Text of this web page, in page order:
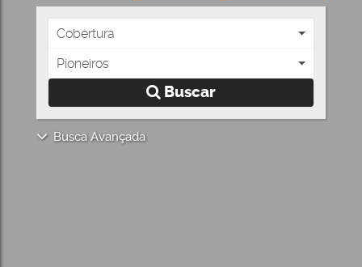
Cobertura
Pioneiros
Buscar
Busca Avançada